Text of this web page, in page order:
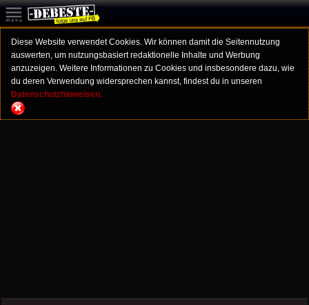
Diese Website verwendet Cookies. Wir können damit die Seitennutzung
auswerten, um nutzungsbasiert redaktionelle Inhalte und Werbung
anzuzeigen. Weitere Informationen zu Cookies und insbesondere dazu, wie
du deren Verwendung widersprechen kannst, findest du in unseren
Datenschutzhinweisen.